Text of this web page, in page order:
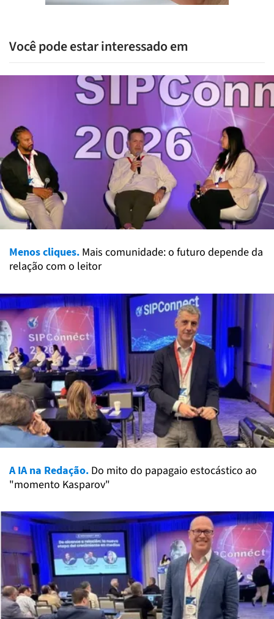
Você pode estar interessado em
Menos cliques. Mais comunidade: o futuro depende da
relação com o leitor
A IA na Redação. Do mito do papagaio estocástico ao
"momento Kasparov"